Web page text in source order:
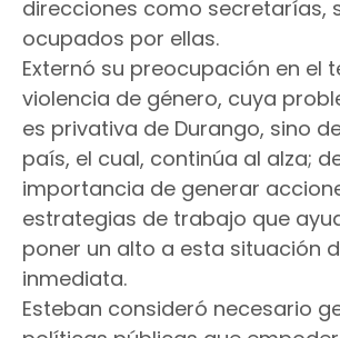
direcciones como secretarías,
ocupados por ellas.
Externó su preocupación en el
violencia de género, cuya
es privativa de Durango, sino
país, el cual, continúa al alza;
importancia de generar
estrategias de trabajo que
poner un alto a esta situación
inmediata.
Esteban consideró necesario